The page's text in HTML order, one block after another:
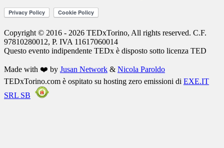
Copyright © 2016 - 2026 TEDxTorino, All rights reserved. C.F.
97810280012, P. IVA 11617060014
Questo evento indipendente TEDx è disposto sotto licenza TED
Made with ❤️ by Jusan Network & Nicola Paroldo
TEDxTorino.com è ospitato su hosting zero emissioni di EXE.IT
SRL SB